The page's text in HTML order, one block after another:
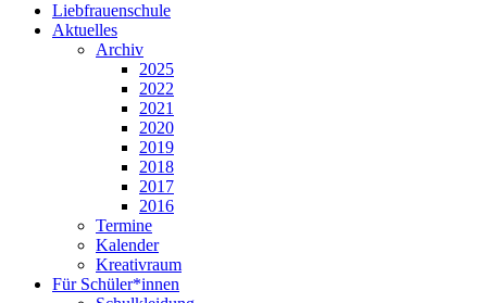
Liebfrauenschule
Aktuelles
Archiv
2025
2022
2021
2020
2019
2018
2017
2016
Termine
Kalender
Kreativraum
Für Schüler*innen